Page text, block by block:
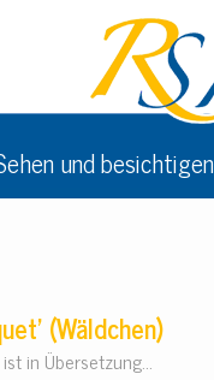
und besichtigen
(Wäldchen)
in Übersetzung...